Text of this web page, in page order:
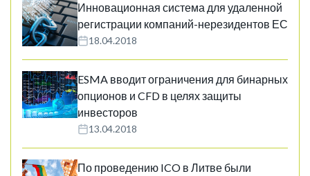
Инновационная система для удаленной
регистрации компаний-нерезидентов ЕС
18.04.2018
ESMA вводит ограничения для бинарных
опционов и CFD в целях защиты
инвесторов
13.04.2018
По проведению ICO в Литве были